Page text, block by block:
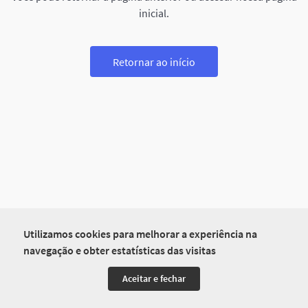
Utilizamos cookies para melhorar a experiência na
navegação e obter estatísticas das visitas
Aceitar e fechar
inicial.
Retornar ao início